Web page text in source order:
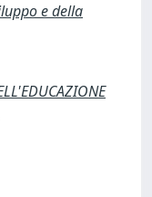
e della